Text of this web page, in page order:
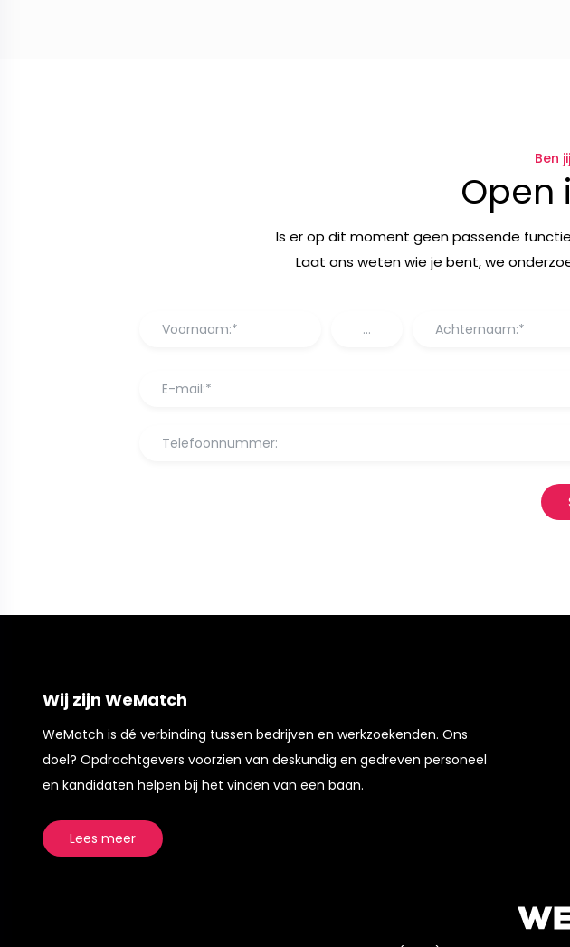
Ben
Open
Is er op dit moment geen passende
Laat ons weten wie je bent, we
Wij zijn WeMatch
WeMatch is dé verbinding tussen bedrijven en werkzoekenden. Ons
doel? Opdrachtgevers voorzien van deskundig en gedreven personeel
en kandidaten helpen bij het vinden van een baan.
Lees meer